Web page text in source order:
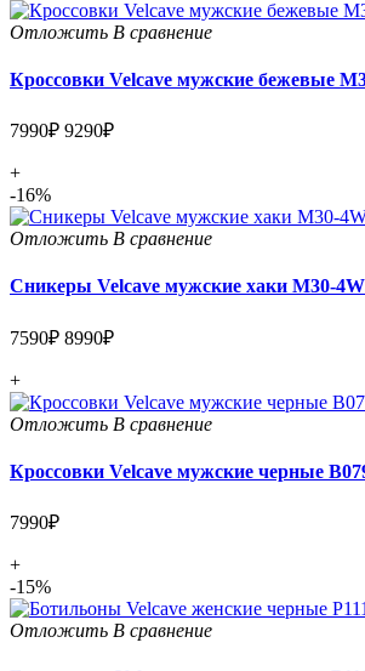
Отложить В сравнение
Кроссовки Velcave мужские бежевые
7990₽ 9290₽
+
-16%
Отложить В сравнение
Сникеры Velcave мужские хаки M30-
7590₽ 8990₽
+
Отложить В сравнение
Кроссовки Velcave мужские черные
7990₽
+
-15%
Отложить В сравнение